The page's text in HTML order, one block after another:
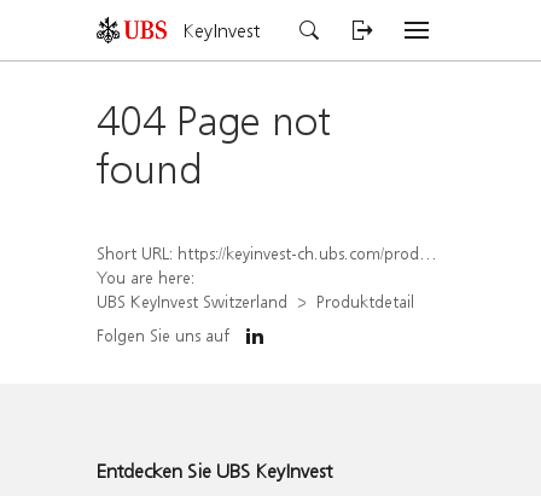
KeyInvest
404 Page not
found
Short URL: https://keyinvest-ch.ubs.com/produkt/detail/index/isin/CH1579651394
You are here:
UBS KeyInvest Switzerland
Produktdetail
Folgen Sie uns auf
Entdecken Sie UBS KeyInvest